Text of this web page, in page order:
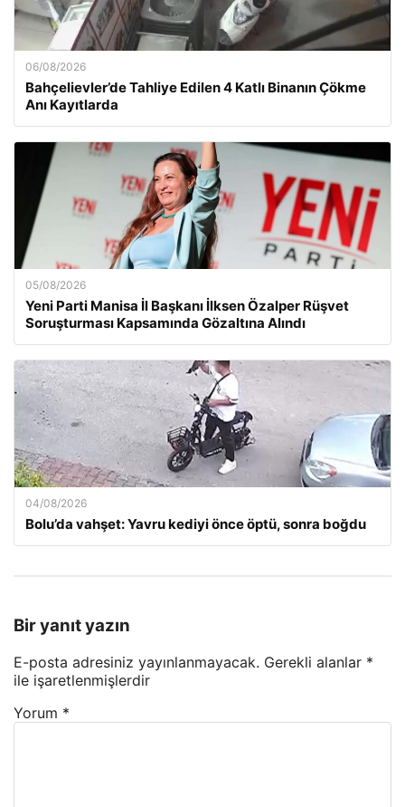
06/08/2026
Bahçelievler’de Tahliye Edilen 4 Katlı Binanın Çökme
Anı Kayıtlarda
05/08/2026
Yeni Parti Manisa İl Başkanı İlksen Özalper Rüşvet
Soruşturması Kapsamında Gözaltına Alındı
04/08/2026
Bolu’da vahşet: Yavru kediyi önce öptü, sonra boğdu
Bir yanıt yazın
E-posta adresiniz yayınlanmayacak. Gerekli alanlar *
ile işaretlenmişlerdir
Yorum *